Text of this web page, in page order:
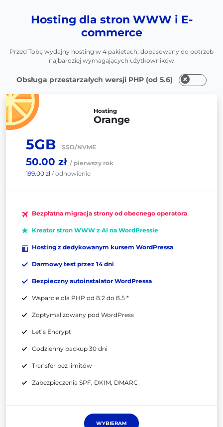
Hosting dla stron WWW i E-
commerce
Przed Tobą wydajny hosting w 4 pakietach, dopasowany do potrzeb
najbardziej wymagających użytkowników
Obsługa przestarzałych wersji PHP (od 5.6)
Hosting
Orange
5GB SSD/NVME
50.00 zł / pierwszy rok
199.00 zł/ odnowienie
Bezpłatna migracja strony od obecnego operatora
Kreator stron WWW z AI na WordPressie
Hosting z dedykowanym kursem WordPressa
Darmowy test przez 14 dni
Bezpieczny autoinstalator WordPressa
Wsparcie dla PHP od 8.2 do 8.5 *
Zoptymalizowany pod WordPress
Let’s Encrypt
Codzienny backup 30 dni
Transfer bez limitów
Zabezpieczenia SPF, DKIM, DMARC
WYBIERAM